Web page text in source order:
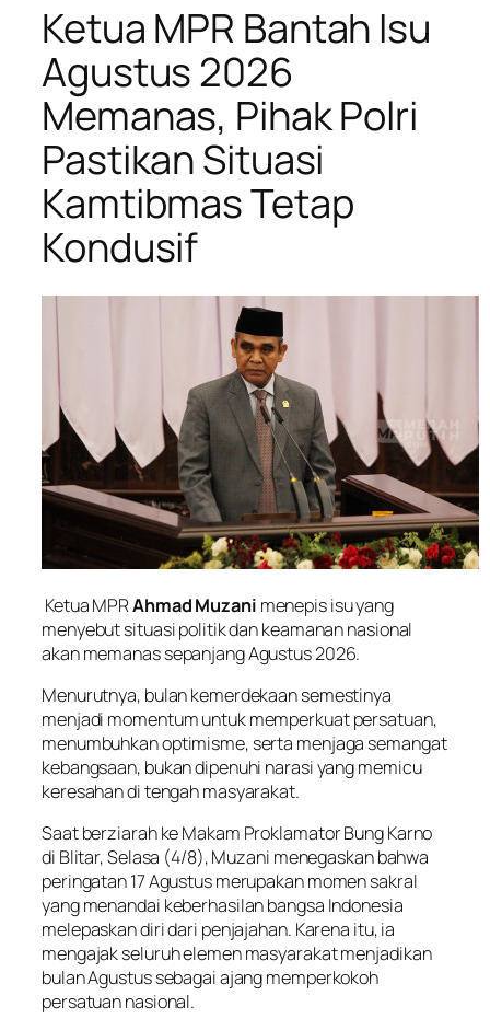
Ketua MPR Bantah Isu
Agustus 2026
Memanas, Pihak Polri
Pastikan Situasi
Kamtibmas Tetap
Kondusif
Ketua MPRAhmad Muzani menepis isu yang
menyebut situasi politik dan keamanan nasional
akan memanas sepanjang Agustus 2026.
Menurutnya, bulan kemerdekaan semestinya
menjadi momentum untuk memperkuat persatuan,
menumbuhkan optimisme, serta menjaga semangat
kebangsaan, bukan dipenuhi narasi yang memicu
keresahan di tengah masyarakat.
Saat berziarah ke Makam Proklamator Bung Karno
di Blitar, Selasa (4/8), Muzani menegaskan bahwa
peringatan 17 Agustus merupakan momen sakral
yang menandai keberhasilan bangsa Indonesia
melepaskan diri dari penjajahan. Karena itu, ia
mengajak seluruh elemen masyarakat menjadikan
bulan Agustus sebagai ajang memperkokoh
persatuan nasional.